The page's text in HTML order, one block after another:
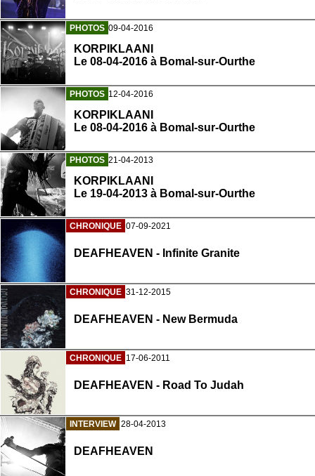
PHOTOS 09-04-2016
KORPIKLAANI
Le 08-04-2016 à Bomal-sur-Ourthe
PHOTOS 12-04-2016
KORPIKLAANI
Le 08-04-2016 à Bomal-sur-Ourthe
PHOTOS 21-04-2013
KORPIKLAANI
Le 19-04-2013 à Bomal-sur-Ourthe
CHRONIQUE 07-09-2021
DEAFHEAVEN - Infinite Granite
CHRONIQUE 31-12-2015
DEAFHEAVEN - New Bermuda
CHRONIQUE 17-06-2011
DEAFHEAVEN - Road To Judah
INTERVIEW 28-04-2013
DEAFHEAVEN